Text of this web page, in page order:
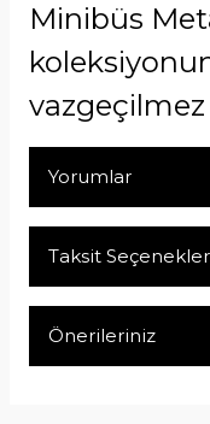
Minibüs
vazgeçilmez
Yorumlar
Taksit
Önerileriniz